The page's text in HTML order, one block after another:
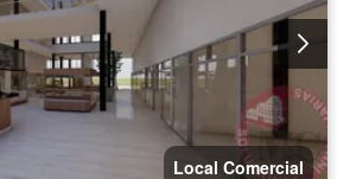
Local Comercial